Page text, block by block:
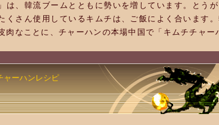
は、韓流ブームとともに勢いを増しています。とう
くさん使用しているキムチは、ご飯によく合います
肉なことに、チャーハンの本場中国で「キムチチャー
ャーハンレシピ